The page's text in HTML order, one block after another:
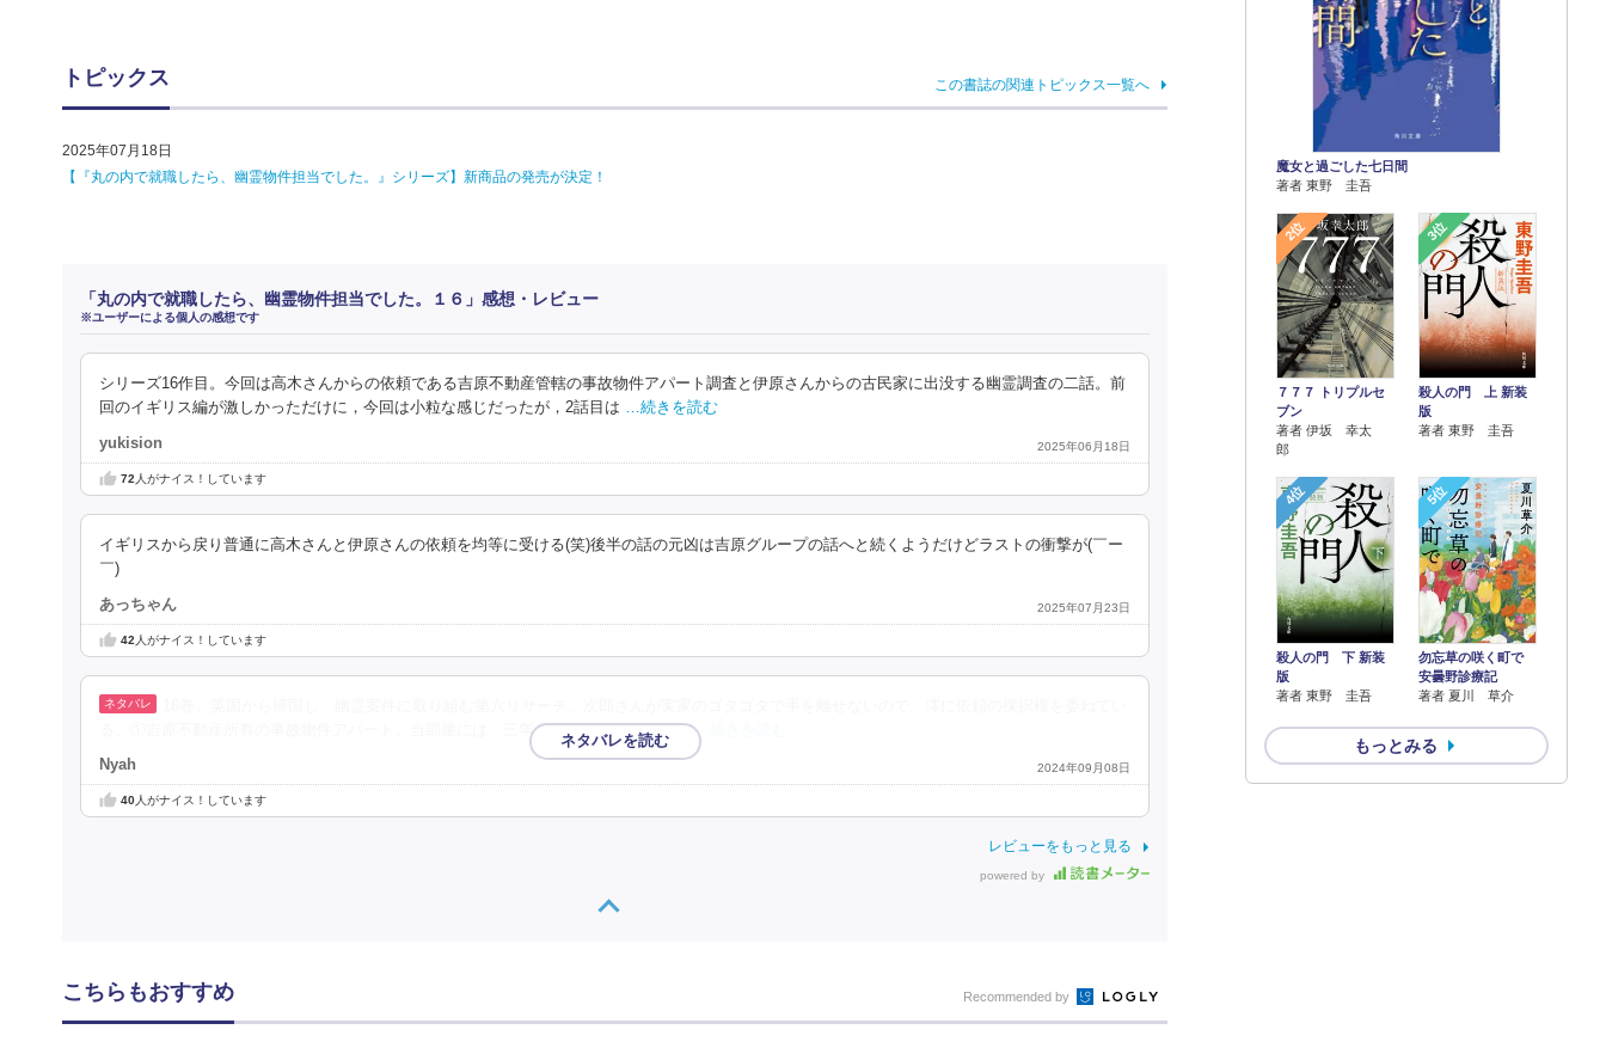
トピックス この書誌の関連トピックス一覧へ
2025年07月18日
【『丸の内で就職したら、幽霊物件担当でした。』シリーズ】新商品の発売が決定！
「丸の内で就職したら、幽霊物件担当でした。１６」感想・レビュー
※ユーザーによる個人の感想です
シリーズ16作目。今回は高木さんからの依頼である吉原不動産管轄の事故物件アパート調査と伊原さんからの古民家に出没する幽霊調査の二話。前
回のイギリス編が激しかっただけに，今回は小粒な感じだったが，2話目は …続きを読む
yukision 2025年06月18日
72 人がナイス！しています
イギリスから戻り普通に高木さんと伊原さんの依頼を均等に受ける(笑)後半の話の元凶は吉原グループの話へと続くようだけどラストの衝撃が(￣ー
￣)
あっちゃん 2025年07月23日
42 人がナイス！しています
る。①吉原不動産所有の事故物件アパート。当部屋には、三年の瑕疵説明経過以降に …続きを読む
Nyah 2024年09月08日
40人がナイス！しています
レビューをもっと見る
powered by
魔女と過ごした七日間
著者 東野 圭吾
2位
７７７ トリプルセ
ブン
著者 伊坂 幸太
郎
3位
殺人の門 上 新装
版
著者 東野 圭吾
4位
殺人の門 下 新装
版
著者 東野 圭吾
5位
勿忘草の咲く町で
安曇野診療記
著者 夏川 草介
もっとみる
こちらもおすすめ Recommended by